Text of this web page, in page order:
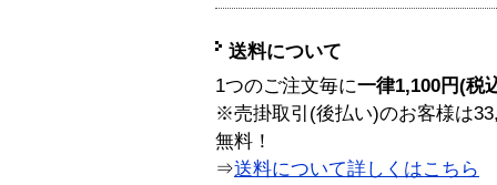
送料について
1つのご注文毎に一律1,100円(税
※売掛取引(後払い)のお客様は
無料！
⇒送料について詳しくはこちら